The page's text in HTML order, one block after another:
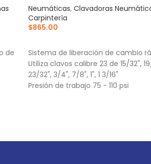
de
Neumáticas, Clavadoras
Carpintería
$865.00
Sistema de liberación de cambio
Utiliza clavos calibre 23 de 15/32",
23/32", 3/4", 7/8", 1", 1 3/16"
Presión de trabajo 75 - 110 psi